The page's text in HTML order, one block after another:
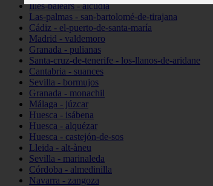
Illes-balears - alcúdia
Las-palmas - san-bartolomé-de-tirajana
Cádiz - el-puerto-de-santa-maría
Madrid - valdemoro
Granada - pulianas
Santa-cruz-de-tenerife - los-llanos-de-aridane
Cantabria - suances
Sevilla - bormujos
Granada - monachil
Málaga - júzcar
Huesca - isábena
Huesca - alquézar
Huesca - castejón-de-sos
Lleida - alt-àneu
Sevilla - marinaleda
Córdoba - almedinilla
Navarra - zangoza